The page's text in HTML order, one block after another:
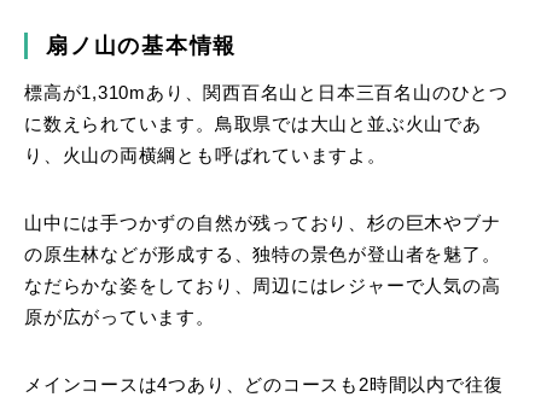
扇ノ山の基本情報
標高が1,310mあり、関西百名山と日本三百名山のひとつ
に数えられています。鳥取県では大山と並ぶ火山であ
り、火山の両横綱とも呼ばれていますよ。
山中には手つかずの自然が残っており、杉の巨木やブナ
の原生林などが形成する、独特の景色が登山者を魅了。
なだらかな姿をしており、周辺にはレジャーで人気の高
原が広がっています。
メインコースは4つあり、どのコースも2時間以内で往復